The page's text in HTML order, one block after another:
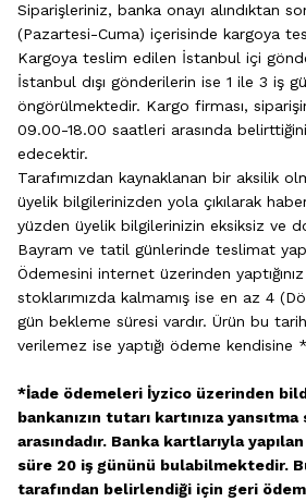
Siparişleriniz, banka onayı alındıktan
(Pazartesi-Cuma) içerisinde kargoya
Kargoya teslim edilen İstanbul içi
İstanbul dışı gönderilerin ise 1 ile 3 iş
öngörülmektedir. Kargo firması,
09.00-18.00 saatleri arasında
edecektir.
Tarafımızdan kaynaklanan bir aksilik
üyelik bilgilerinizden yola çıkılarak
yüzden üyelik bilgilerinizin eksiksiz ve
Bayram ve tatil günlerinde teslimat
Ödemesini internet üzerinden
stoklarımızda kalmamış ise en az 4
gün bekleme süresi vardır. Ürün bu
verilemez ise yaptığı ödeme kendisine
*İade ödemeleri İyzico üzerinden
bankanızın tutarı kartınıza
arasındadır. Banka kartlarıyla
süre 20 iş gününü bulabilmektedir.
tarafından belirlendiği için geri